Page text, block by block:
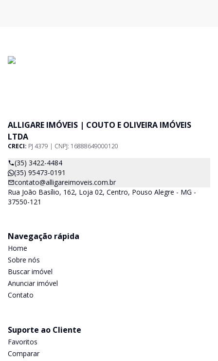
ALLIGARE IMÓVEIS | COUTO E OLIVEIRA IMÓVEIS
LTDA
CRECI: PJ 4379 | CNPJ: 16888649000120
(35) 3422-4484
(35) 95473-0191
contato@alligareimoveis.com.br
Rua João Basílio, 162, Loja 02, Centro, Pouso Alegre - MG -
37550-121
Navegação rápida
Home
Sobre nós
Buscar imóvel
Anunciar imóvel
Contato
Suporte ao Cliente
Favoritos
Comparar